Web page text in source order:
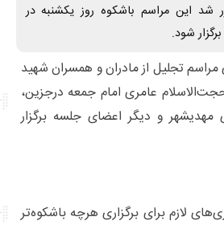
شد این مراسم باشکوه روز یکشنبه در
شود.
تجلیل از مادران و همسران شهید
عامری امام جمعه درجزین،
مهدیشهر و دیگر اعضای جلسه برگزار
لازم برای برگزاری هرچه باشکوه‌تر